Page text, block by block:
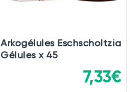
Arkogélules Eschscholtzia
Gélules x 45
7,33€